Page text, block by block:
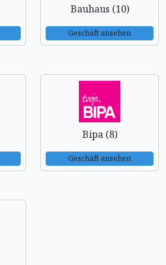
Bauhaus (10)
Geschäft ansehen
Bipa (8)
Geschäft ansehen